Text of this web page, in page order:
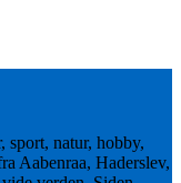
sport, natur, hobby,
Aabenraa, Haderslev,